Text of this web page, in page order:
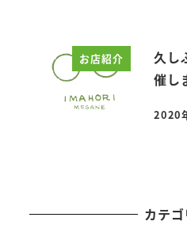
お店紹介
久し
催し
投稿日
2020
カテ